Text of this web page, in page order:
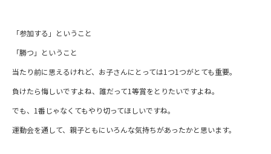
「参加する」ということ
「勝つ」ということ
当たり前に思えるけれど、お子さんにとっては1つ1つがとても重要。
負けたら悔しいですよね、誰だって1等賞をとりたいですよね。
でも、1番じゃなくてもやり切ってほしいですね。
運動会を通して、親子ともにいろんな気持ちがあったかと思います。